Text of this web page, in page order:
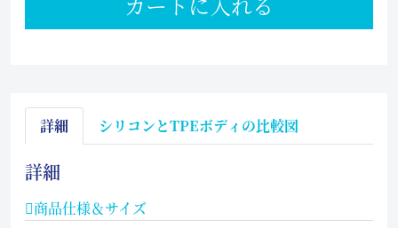
詳細 シリコンとTPEボディの比較図
詳細
商品仕様＆サイズ